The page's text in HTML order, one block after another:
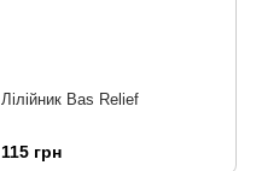
Лілійник Bas Relief
115 грн